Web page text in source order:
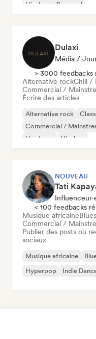
Hip-hop
Pop soul
Dulaxi
Média /
> 3000 feedbacks
Alternative rockChill /
Commercial /
Écrire des articles
Alternative rock
Commercial /
Hardcore
Hip-hop
NOUVEAU
Tati
< 100 feedbacks
Musique africaineBlues
Commercial /
Publier des posts ou
sociaux
Musique africaine
Hyperpop
Indie